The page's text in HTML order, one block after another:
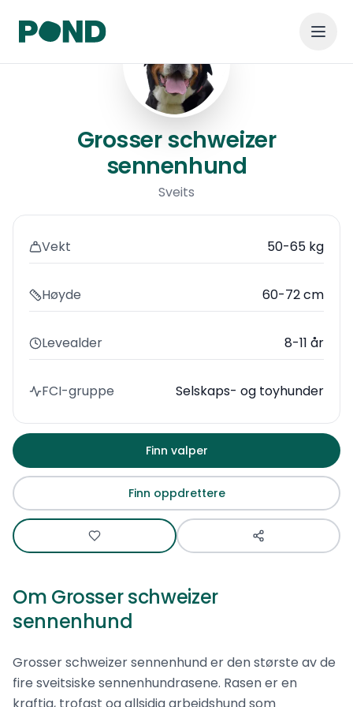
Grosser schweizer
Grosser schweizer
sennenhund
Sveits
Vekt 50-65 kg
Høyde 60-72 cm
Levealder 8-11 år
FCI-gruppe Selskaps- og toyhunder
Finn valper
Finn oppdrettere
Om Grosser schweizer
sennenhund
Grosser schweizer sennenhund er den største av de
fire sveitsiske sennenhundrasene. Rasen er en